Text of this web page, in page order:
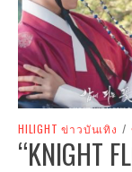
HILIGHT ข่าวบันเทิง /
“KNIGHT